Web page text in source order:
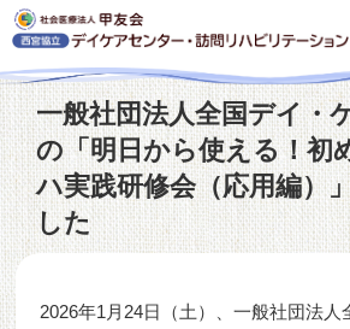
一般社団法人全国デイ・
の「明日から使える！初
ハ実践研修会（応用編）
した
2026年1月24日（土）、一般社団法人